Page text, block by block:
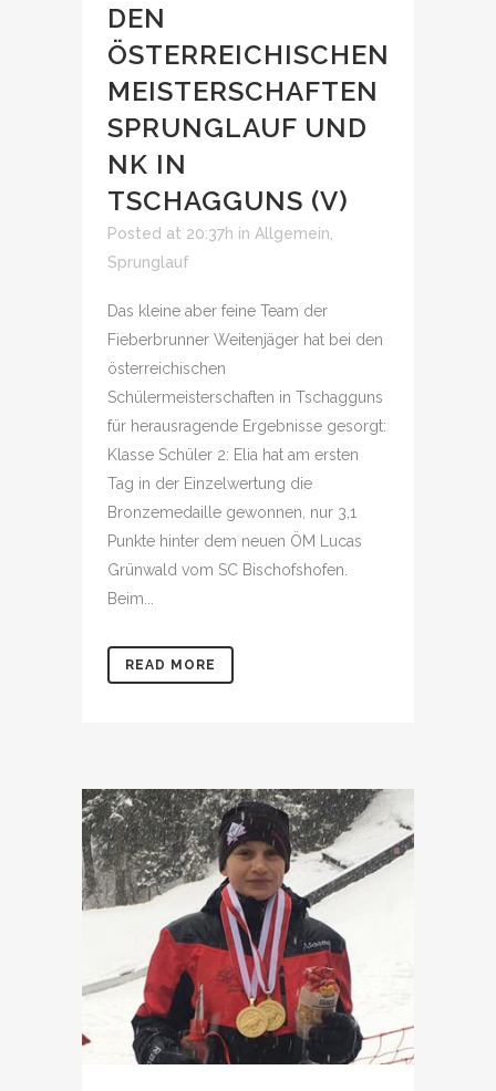
DEN
ÖSTERREICHISCHEN
MEISTERSCHAFTEN
SPRUNGLAUF UND
NK IN
TSCHAGGUNS (V)
Posted at 20:37h in Allgemein
Sprunglauf
Das kleine aber feine Team der
Fieberbrunner Weitenjäger hat bei den
österreichischen
Schülermeisterschaften in Tschagguns
für herausragende Ergebnisse gesorgt:
Klasse Schüler 2: Elia hat am ersten
Tag in der Einzelwertung die
Bronzemedaille gewonnen, nur 3,1
Punkte hinter dem neuen ÖM Lucas
Grünwald vom SC Bischofshofen.
Beim...
READ MORE